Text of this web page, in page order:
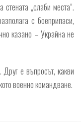
„слаби места“.
с боеприпаси,
казано – Украйна не
е въпросът, какви
военно командване.